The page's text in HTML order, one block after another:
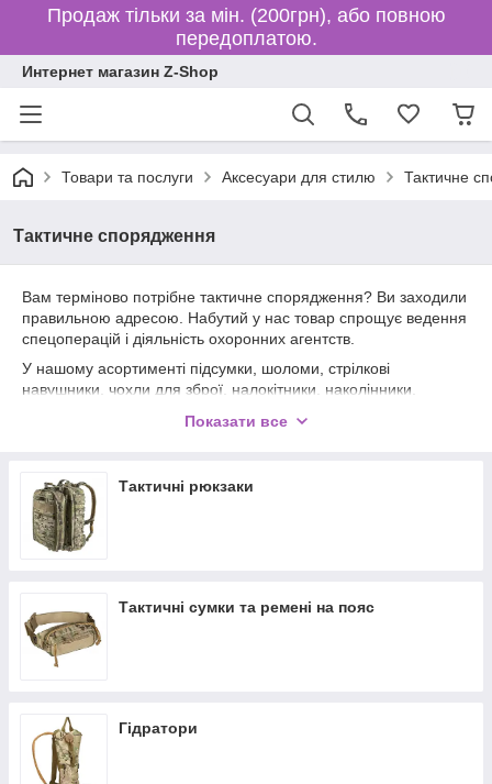
Продаж тільки за мін. (200грн), або повною
передоплатою.
Интернет магазин Z-Shop
Товари та послуги Аксесуари для стилю Тактичне
Тактичне спорядження
Вам терміново потрібне тактичне спорядження? Ви заходили
правильною адресою. Набутий у нас товар спрощує ведення
спецоперацій і діяльність охоронних агентств.
У нашому асортименті підсумки, шоломи, стрілкові
навушники, чохли для зброї, налокітники, наколінники,
магазини містом тепер досить просто зайти на наш сайт,
У нашому інтернет-магазині можна підібрати за розміром,
якістю та ступенем комфорту найвідповідніші моделі
обмундирування та спорядження. Ми пропонуємо надійні та
зручні кобури, збройові ремені, системи розвантаження,
Якщо вам необхідно купити тактичне спорядження в
інтернет-магазині, це реально, після того, як ви відвідаєте
наш сайт. Ми пропонуємо зразки військового спорядження, і
Військове спорядження з нашого арсеналу вирізняється
високими параметрами якості, зручністю у використанні та
оптимальними цінами.
Показати все
Тактичні рюкзаки
Тактичні сумки та ремені на пояс
Гідратори